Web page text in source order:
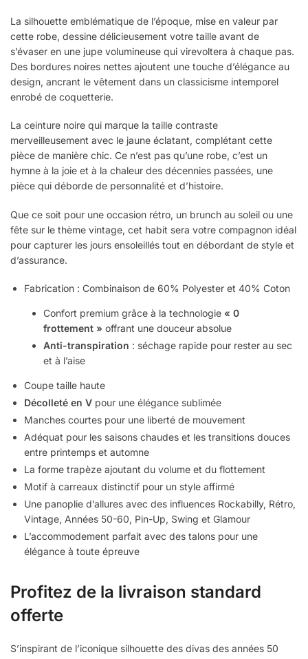
La silhouette emblématique de l’époque, mise en valeur par
cette robe, dessine délicieusement votre taille avant de
s’évaser en une jupe volumineuse qui virevoltera à chaque pas.
Des bordures noires nettes ajoutent une touche d’élégance au
design, ancrant le vêtement dans un classicisme intemporel
enrobé de coquetterie.
La ceinture noire qui marque la taille contraste
merveilleusement avec le jaune éclatant, complétant cette
pièce de manière chic. Ce n’est pas qu’une robe, c’est un
hymne à la joie et à la chaleur des décennies passées, une
pièce qui déborde de personnalité et d’histoire.
Que ce soit pour une occasion rétro, un brunch au soleil ou une
fête sur le thème vintage, cet habit sera votre compagnon idéal
pour capturer les jours ensoleillés tout en débordant de style et
d’assurance.
Fabrication : Combinaison de 60% Polyester et 40% Coton
Confort premium grâce à la technologie « 0
frottement » offrant une douceur absolue
Anti-transpiration : séchage rapide pour rester au sec
et à l’aise
Coupe taille haute
Décolleté en V pour une élégance sublimée
Manches courtes pour une liberté de mouvement
Adéquat pour les saisons chaudes et les transitions douces
entre printemps et automne
La forme trapèze ajoutant du volume et du flottement
Motif à carreaux distinctif pour un style affirmé
Une panoplie d’allures avec des influences Rockabilly, Rétro,
Vintage, Années 50-60, Pin-Up, Swing et Glamour
L’accommodement parfait avec des talons pour une
élégance à toute épreuve
Profitez de la livraison standard
offerte
S’inspirant de l’iconique silhouette des divas des années 50